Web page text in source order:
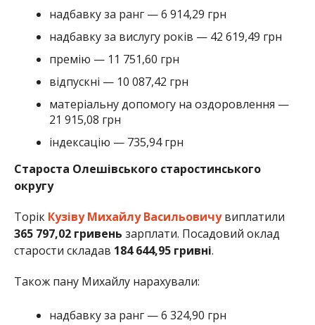
надбавку за ранг — 6 914,29 грн
надбавку за вислугу років — 42 619,49 грн
премію — 11 751,60 грн
відпускні — 10 087,42 грн
матеріальну допомогу на оздоровлення —
21 915,08 грн
індексацію — 735,94 грн
Староста Олешівського старостинського
округу
Торік Кузіву Михайлу Васильовичувиплатили
365 797,02 гривень зарплати. Посадовий оклад
старости складав 184 644,95 гривні.
Також пану Михайлу нарахували:
надбавку за ранг — 6 324,90 грн